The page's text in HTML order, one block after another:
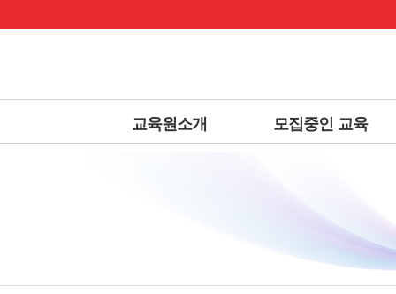
위
뉴
교육원소개 모집중인 교육